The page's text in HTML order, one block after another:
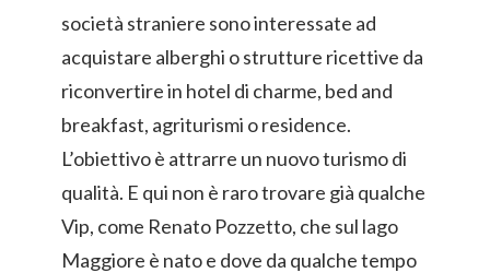
società straniere sono interessate ad
acquistare alberghi o strutture ricettive da
riconvertire in hotel di charme, bed and
breakfast, agriturismi o residence.
L’obiettivo è attrarre un nuovo turismo di
qualità. E qui non è raro trovare già qualche
Vip, come Renato Pozzetto, che sul lago
Maggiore è nato e dove da qualche tempo